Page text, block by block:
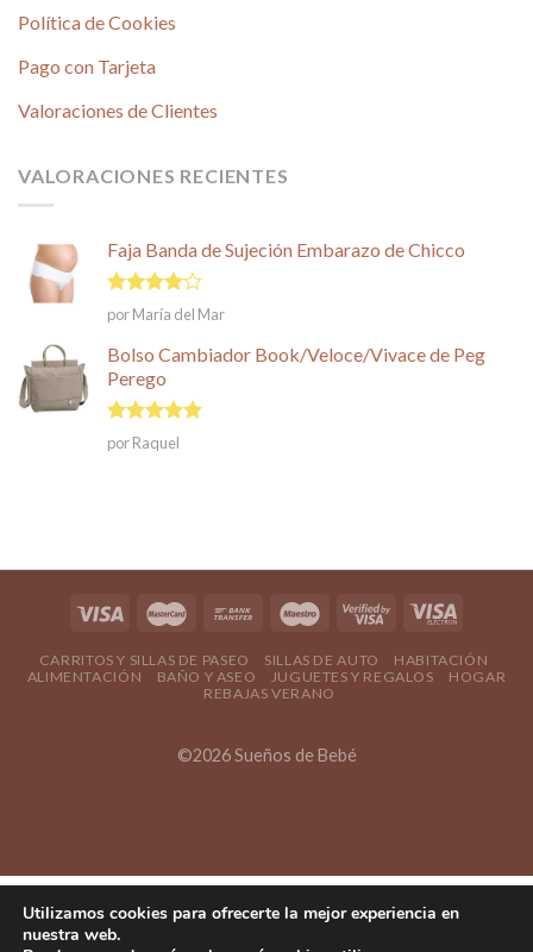
Política de Cookies
Pago con Tarjeta
Valoraciones de Clientes
VALORACIONES RECIENTES
Faja Banda de Sujeción Embarazo de Chicco
Valorado
en
5
por María del Mar
Bolso Cambiador Book/Veloce/Vivace de Peg
Perego
Valorado en
5
de 5
por Raquel
CARRITOS Y SILLAS DE PASEO SILLAS DE AUTO
HABITACIÓN
ALIMENTACIÓN
BAÑO Y ASEO JUGUETES Y REGALOS
HOGAR
REBAJAS VERANO
©2026 Sueños de Bebé
Utilizamos cookies para ofrecerte la mejor experiencia en
nuestra web.